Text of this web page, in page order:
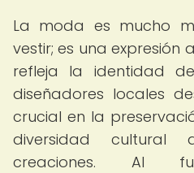
La moda es mucho
vestir; es una expresión
refleja la identidad
diseñadores locales
crucial en la
diversidad
creaciones. Al